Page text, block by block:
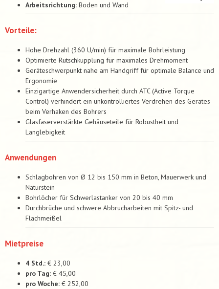
Arbeitsrichtung: Boden und Wand
Vorteile:
Hohe Drehzahl (360 U/min) für maximale Bohrleistung
Optimierte Rutschkupplung für maximales Drehmoment
Geräteschwerpunkt nahe am Handgriff für optimale Balance und
Ergonomie
Einzigartige Anwendersicherheit durch ATC (Active Torque
Control) verhindert ein unkontrolliertes Verdrehen des Gerätes
beim Verhaken des Bohrers
Glasfaserverstärkte Gehäuseteile für Robustheit und
Langlebigkeit
Anwendungen
Schlagbohren von Ø 12 bis 150 mm in Beton, Mauerwerk und
Naturstein
Bohrlöcher für Schwerlastanker von 20 bis 40 mm
Durchbrüche und schwere Abbrucharbeiten mit Spitz- und
Flachmeißel
Mietpreise
4 Std.: € 23,00
pro Tag: € 45,00
pro Woche: € 252,00